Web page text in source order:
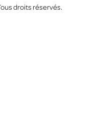
droits réservés.